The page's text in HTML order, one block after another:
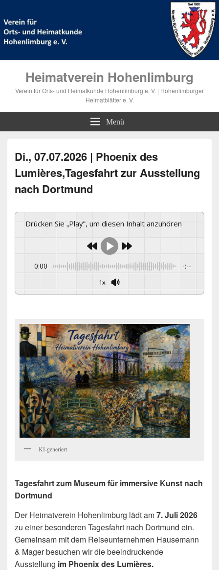
Heimatverein Hohenlimburg
Verein für Orts- und Heimatkunde Hohenlimburg e. V. | Hohenlimburger
Heimatblätter e. V.
Menü
Di., 07.07.2026 | Phoenix des
Lumières,Tagesfahrt zur Ausstellung
nach Dortmund
Drücken Sie „Play“, um diesen Inhalt anzuhören
0:00 -:--
1x
KI-generiert
Tagesfahrt zum Museum für immersive Kunst nach
Dortmund
Der Heimatverein Hohenlimburg lädt am7. Juli 2026
zu einer besonderen Tagesfahrt nach Dortmund ein.
Gemeinsam mit dem Reiseunternehmen Hausemann
& Mager besuchen wir die beeindruckende
Ausstellung im Phoenix des Lumières.